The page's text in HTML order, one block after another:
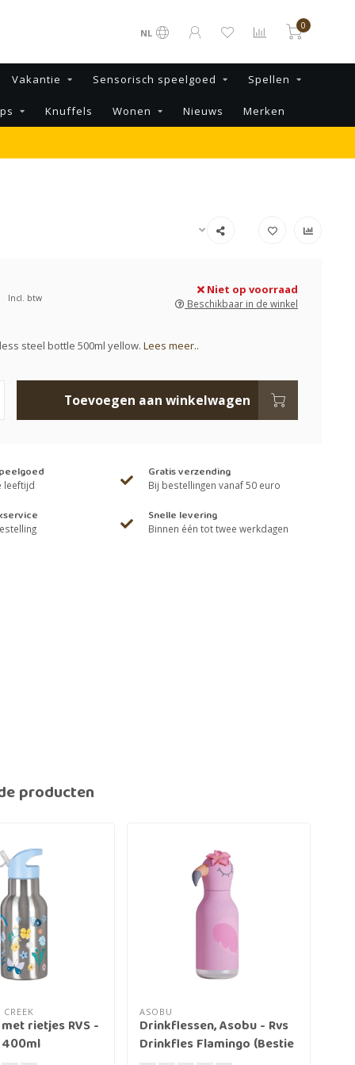
NL
0
Vakantie Sensorisch speelgoed Spellen
Knuffels Wonen Nieuws Merken
Incl. btw
Niet op voorraad
Beschikbaar in de winkel
steel bottle 500ml yellow. Lees meer..
Toevoegen aan winkelwagen
leeftijd
Gratis verzending
Bij bestellingen vanaf 50 euro
Snelle levering
Binnen één tot twee werkdagen
producten
rietjes RVS -
ASOBU
Drinkflessen, Asobu - Rvs
Drinkfles Flamingo (Bestie